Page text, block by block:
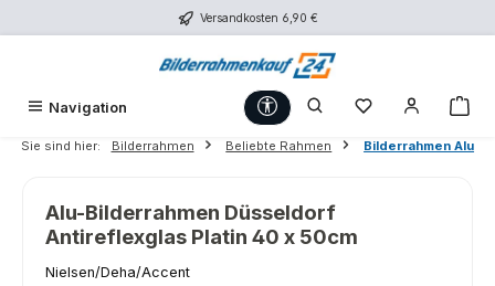
Zum Hauptinhalt springen Versandkosten 6,90 €
Navigation Werkzeugleiste anzeigen
Du hast 0
Sie sind hier: Bilderrahmen Beliebte Rahmen Bilderrahmen Alu
Alu-Bilderrahmen Düsseldorf
Antireflexglas Platin 40 x 50cm
Nielsen/Deha/Accent